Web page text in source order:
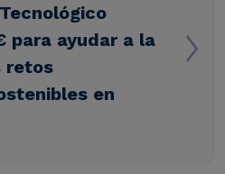
para ayudar a la
retos
en